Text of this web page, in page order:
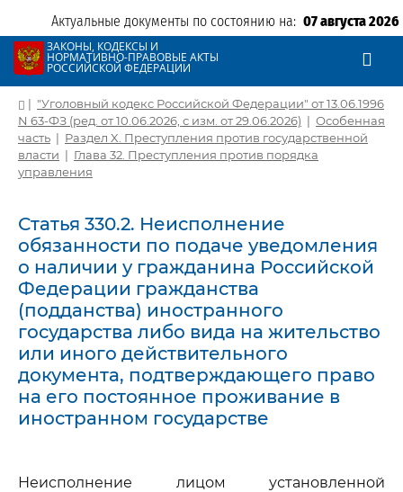
Актуальные документы по состоянию на: 07 августа 2026
ЗАКОНЫ, КОДЕКСЫ И
НОРМАТИВНО-ПРАВОВЫЕ АКТЫ
РОССИЙСКОЙ ФЕДЕРАЦИИ
| "Уголовный кодекс Российской Федерации" от 13.06.1996
N 63-ФЗ (ред. от 10.06.2026, с изм. от 29.06.2026) | Особенная
часть | Раздел X. Преступления против государственной
власти | Глава 32. Преступления против порядка
управления
Статья 330.2. Неисполнение
обязанности по подаче уведомления
о наличии у гражданина Российской
Федерации гражданства
(подданства) иностранного
государства либо вида на жительство
или иного действительного
документа, подтверждающего право
на его постоянное проживание в
иностранном государстве
Неисполнение лицом установленной